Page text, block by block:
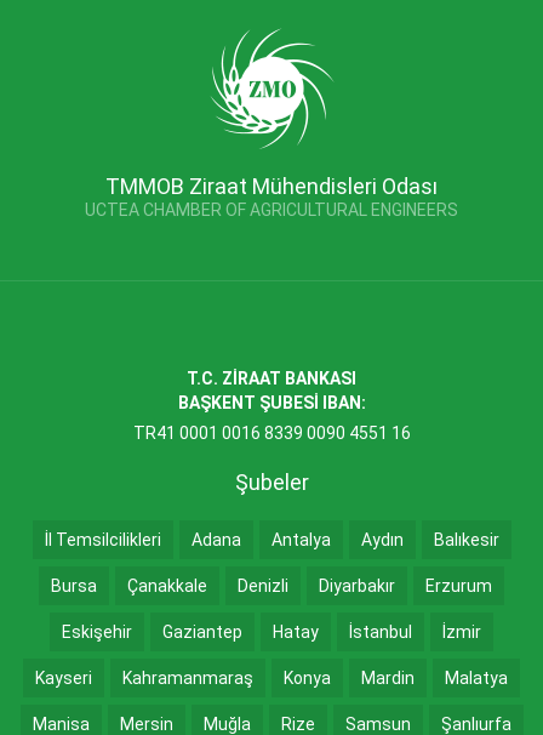
TMMOB Ziraat Mühendisleri Odası
UCTEA CHAMBER OF AGRICULTURAL ENGINEERS
T.C. ZİRAAT BANKASI
BAŞKENT ŞUBESİ IBAN:
TR41 0001 0016 8339 0090 4551 16
Şubeler
İl Temsilcilikleri Adana Antalya Aydın Balıkesir
Bursa Çanakkale Denizli Diyarbakır Erzurum
Eskişehir Gaziantep Hatay İstanbul İzmir
Kayseri Kahramanmaraş Konya Mardin Malatya
Manisa Mersin Muğla Rize Samsun Şanlıurfa